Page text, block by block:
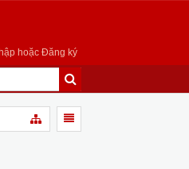
hoặc Đăng ký